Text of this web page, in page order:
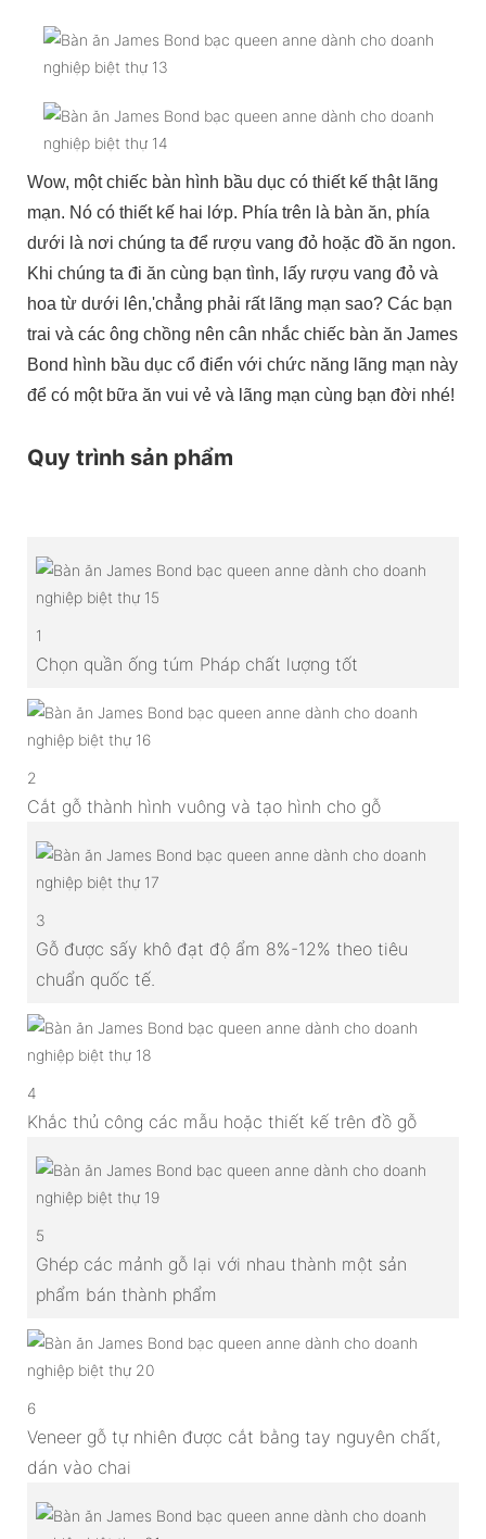
Wow, một chiếc bàn hình bầu dục có thiết kế thật lãng
mạn. Nó có thiết kế hai lớp. Phía trên là bàn ăn, phía
dưới là nơi chúng ta để rượu vang đỏ hoặc đồ ăn ngon.
Khi chúng ta đi ăn cùng bạn tình, lấy rượu vang đỏ và
hoa từ dưới lên,'chẳng phải rất lãng mạn sao? Các bạn
trai và các ông chồng nên cân nhắc chiếc bàn ăn James
Bond hình bầu dục cổ điển với chức năng lãng mạn này
để có một bữa ăn vui vẻ và lãng mạn cùng bạn đời nhé!
Quy trình sản phẩm
1
Chọn quần ống túm Pháp chất lượng tốt
2
Cắt gỗ thành hình vuông và tạo hình cho gỗ
3
Gỗ được sấy khô đạt độ ẩm 8%-12% theo tiêu
chuẩn quốc tế.
4
Khắc thủ công các mẫu hoặc thiết kế trên đồ gỗ
5
Ghép các mảnh gỗ lại với nhau thành một sản
phẩm bán thành phẩm
6
Veneer gỗ tự nhiên được cắt bằng tay nguyên chất,
dán vào chai